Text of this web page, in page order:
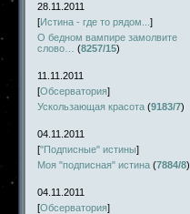
28.11.2011
[Истина - где то рядом... ]
О бедном вампире замолвите
слово…
(8257/15)
11.11.2011
[Обсерватория]
Ускользающая красота (9183/7)
04.11.2011
["Подписные" истины]
Моя "подписная" истина (7884/8)
04.11.2011
[Обсерватория]